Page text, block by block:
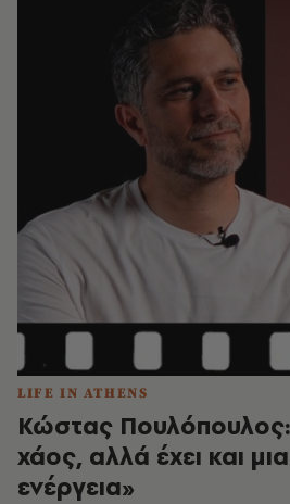
LIFE IN ATHENS
Κώστας Πουλόπουλος:
χάος, αλλά έχει και
ενέργεια»